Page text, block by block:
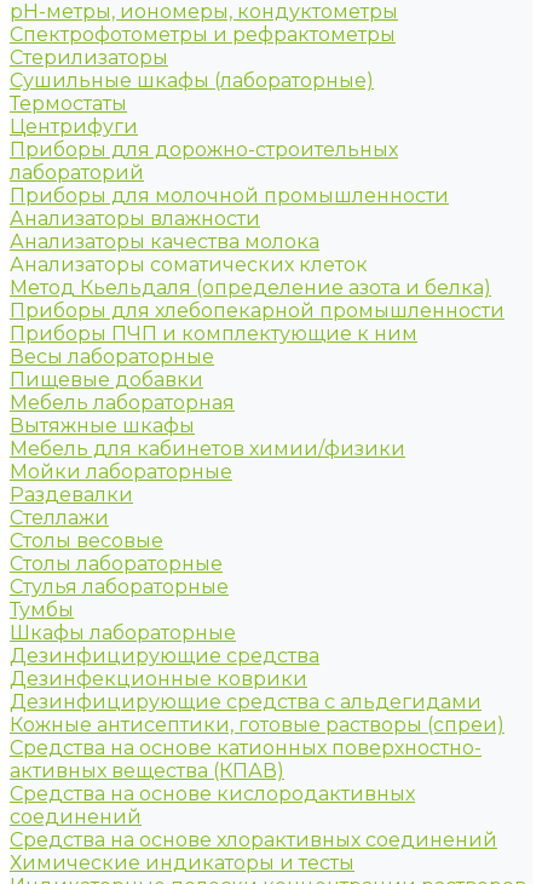
рН-метры, иономеры, кондуктометры
Спектрофотометры и рефрактометры
Стерилизаторы
Сушильные шкафы (лабораторные)
Термостаты
Центрифуги
Приборы для дорожно-строительных
лабораторий
Приборы для молочной промышленности
Анализаторы влажности
Анализаторы качества молока
Анализаторы соматических клеток
Метод Кьельдаля (определение азота и белка)
Приборы для хлебопекарной промышленности
Приборы ПЧП и комплектующие к ним
Весы лабораторные
Пищевые добавки
Мебель лабораторная
Вытяжные шкафы
Мебель для кабинетов химии/физики
Мойки лабораторные
Раздевалки
Стеллажи
Столы весовые
Столы лабораторные
Стулья лабораторные
Тумбы
Шкафы лабораторные
Дезинфицирующие средства
Дезинфекционные коврики
Дезинфицирующие средства с альдегидами
Кожные антисептики, готовые растворы (спреи)
Средства на основе катионных поверхностно-
активных вещества (КПАВ)
Средства на основе кислородактивных
соединений
Средства на основе хлорактивных соединений
Химические индикаторы и тесты